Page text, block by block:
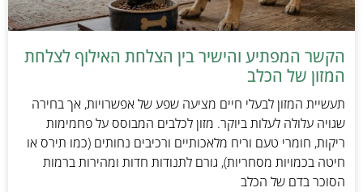
הקשר המפתיע והישיר בין הצלחת האילוף לצלחת
המזון של הכלב
תעשיית המזון לבעלי חיים מציעה שפע של אפשרויות, אך בחירה
שגויה עלולה לעלות ביוקר. מזון לכלבים המבוסס על פחמימות
ריקות, חומרי טעם וריח מלאכותיים ורכיבים נחותים (כמו תירס או
חיטה בכמויות מסחריות), גורם לתנודות חדות ומהירות ברמות
הסוכר בדם של הכלב